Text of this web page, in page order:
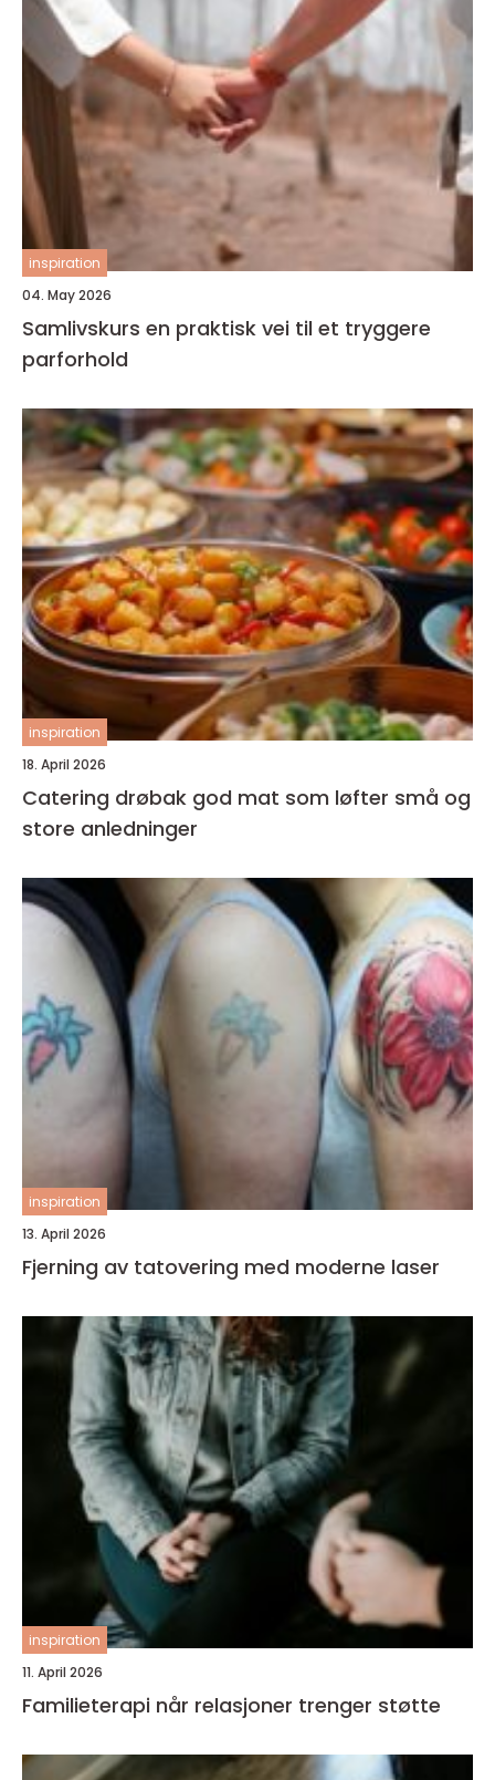
inspiration
04. May 2026
Samlivskurs en praktisk vei til et tryggere
parforhold
inspiration
18. April 2026
Catering drøbak god mat som løfter små og
store anledninger
inspiration
13. April 2026
Fjerning av tatovering med moderne laser
inspiration
11. April 2026
Familieterapi når relasjoner trenger støtte